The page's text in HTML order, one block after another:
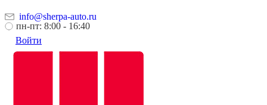
info@sherpa-auto.ru
пн-пт: 8:00 - 16:40
Войти